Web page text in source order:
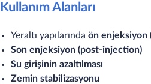
Kullanım Alanları
Yeraltı yapılarında ön enjeksiyon
Son enjeksiyon (post-injection)
Su girişinin azaltılması
Zemin stabilizasyonu